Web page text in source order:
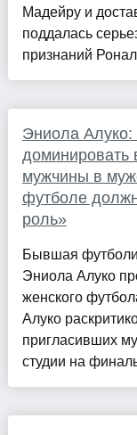
Мадейру и
поддалась
признаний
Эниола
доминировать
мужчины в
футболе
роль»
Бывшая
Эниола Алуко
женского
Алуко
пригласивших
студии на